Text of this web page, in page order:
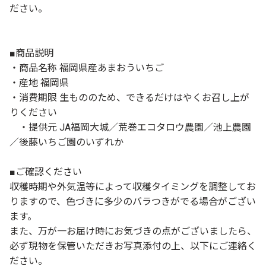
ださい。
■商品説明
・商品名称 福岡県産あまおういちご
・産地 福岡県
・消費期限 生もののため、できるだけはやくお召し上が
りください
・提供元 JA福岡大城／荒巻エコタロウ農園／池上農園
／後藤いちご園のいずれか
■ご確認ください
収穫時期や外気温等によって収穫タイミングを調整してお
りますので、色づきに多少のバラつきがでる場合がござい
ます。
また、万が一お届け時にお気づきの点がございましたら、
必ず現物を保管いただきお写真添付の上、以下にご連絡く
ださい。